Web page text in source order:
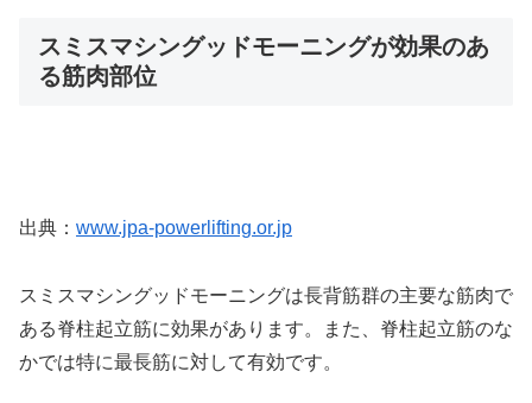
スミスマシングッドモーニングが効果のあ
る筋肉部位
出典： www.jpa-powerlifting.or.jp
スミスマシングッドモーニングは長背筋群の主要な筋肉で
ある脊柱起立筋に効果があります。また、脊柱起立筋のな
かでは特に最長筋に対して有効です。